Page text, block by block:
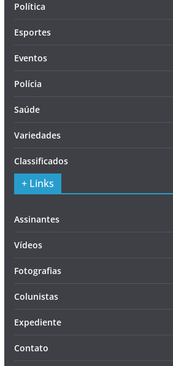
Política
Esportes
Eventos
Polícia
Saúde
Variedades
Classificados
+ Links
Assinantes
Vídeos
Fotografias
Colunistas
Expediente
Contato